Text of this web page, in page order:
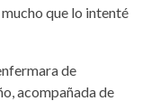
que lo intenté
de
acompañada de